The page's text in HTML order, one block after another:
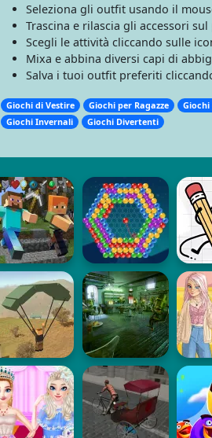
Seleziona gli outfit usando il
Trascina e rilascia gli accessori
Scegli le attività cliccando sulle
Mixa e abbina diversi capi di
Salva i tuoi outfit preferiti
Giochi di Vestire Giochi per Ragazze Giochi
Giochi Invernali
Giochi Divertenti